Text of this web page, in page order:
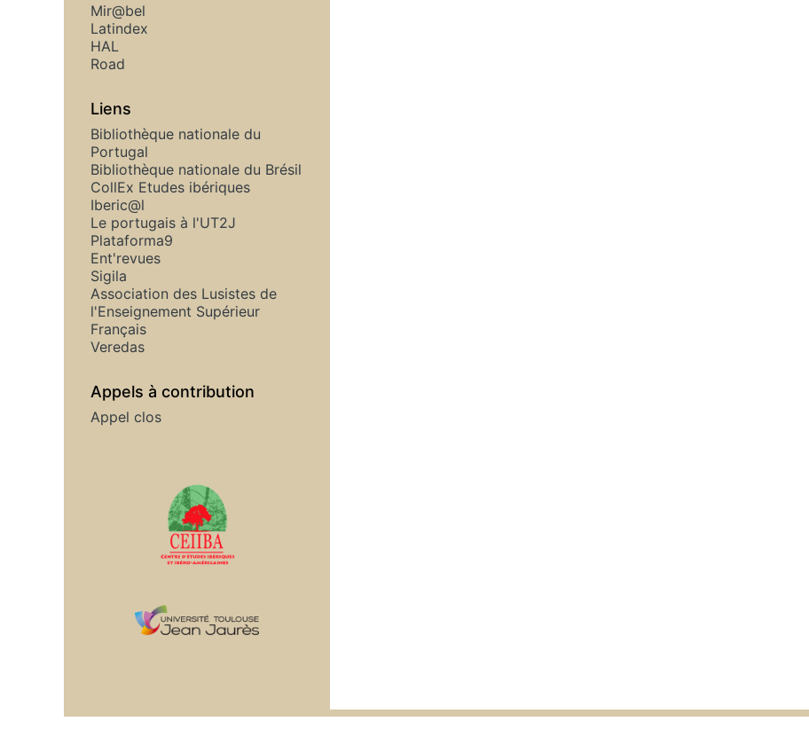
Mir@bel
Latindex
HAL
Road
Liens
Bibliothèque nationale du
Portugal
Bibliothèque nationale du Brésil
CollEx Etudes ibériques
Iberic@l
Le portugais à l'UT2J
Plataforma9
Ent'revues
Sigila
Association des Lusistes de
l'Enseignement Supérieur
Français
Veredas
Appels à contribution
Appel clos
Affiliations/partenaires